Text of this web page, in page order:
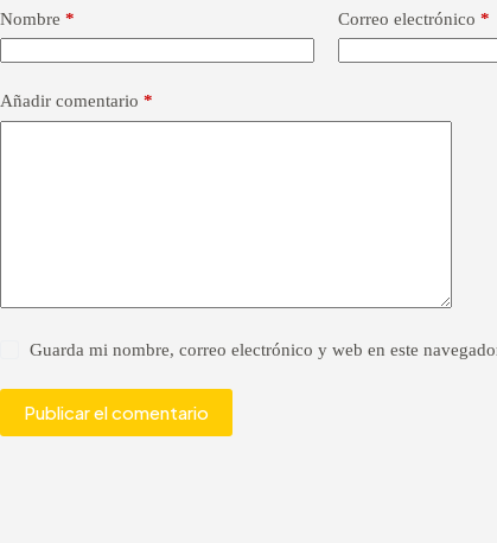
Nombre * Correo electrónico *
Añadir comentario *
Guarda mi nombre, correo electrónico y web en este
Publicar el comentario
t
e
r
a
t